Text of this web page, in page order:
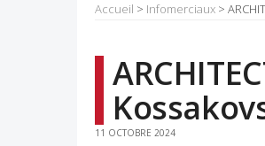
Accueil > Infomerciaux >
11 OCTOBRE 2024